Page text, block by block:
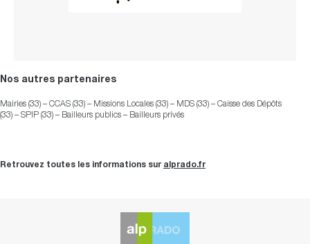
Nos autres partenaires
Mairies (33) – CCAS (33) – Missions Locales (33) – MDS (33) – Caisse des Dépôts
(33) – SPIP (33) – Bailleurs publics – Bailleurs privés
Retrouvez toutes les informations sur alprado.fr